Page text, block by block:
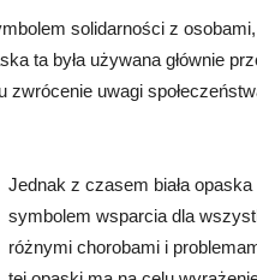
solidarności z
ta była używana głównie
zwrócenie uwagi
Jednak z czasem biała opaska
symbolem wsparcia dla
różnymi chorobami i